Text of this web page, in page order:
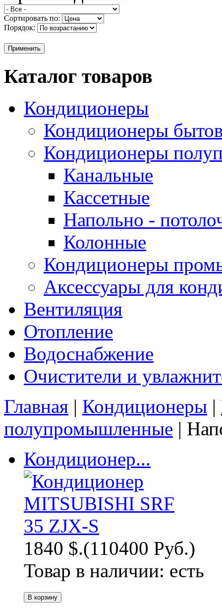
Сортировать по:
Порядок:
Каталог товаров
Кондиционеры
Кондиционеры
Кондиционеры
Канальные
Кассетные
Напольно -
Колонные
Кондиционеры
Аксессуары для
Вентиляция
Отопление
Водоснабжение
Очистители и
Главная | Кондиционеры |
полупромышленные |
Кондиционер...
1840 $.(110400 Руб.)
Товар в наличии: есть